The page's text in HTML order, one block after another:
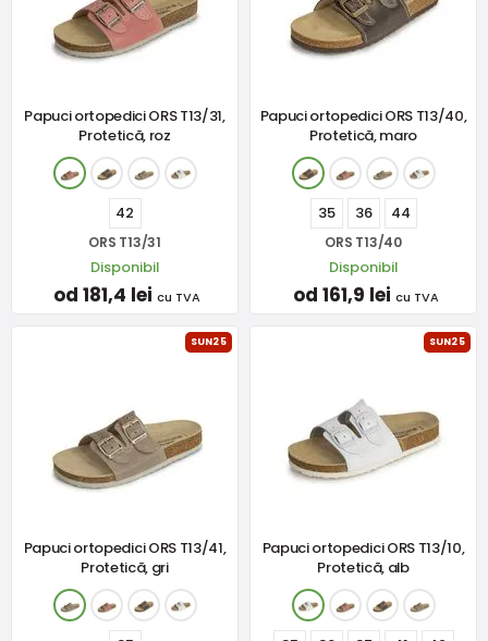
Papuci ortopedici ORS T13/31,
Protetică, roz
42
ORS T13/31
Disponibil
od 181,4 lei cu TVA
Papuci ortopedici ORS T13/40,
Protetică, maro
35 36 44
ORS T13/40
Disponibil
od 161,9 lei cu TVA
SUN25
Papuci ortopedici ORS T13/41,
Protetică, gri
SUN25
Papuci ortopedici ORS T13/10,
Protetică, alb